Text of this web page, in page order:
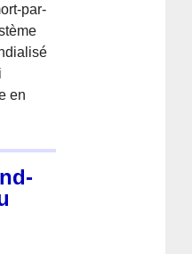
par-
en